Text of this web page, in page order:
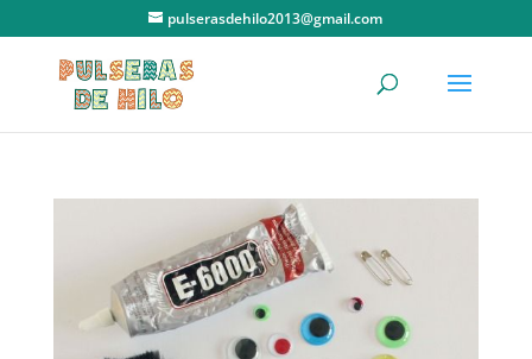
pulserasdehilo2013@gmail.com